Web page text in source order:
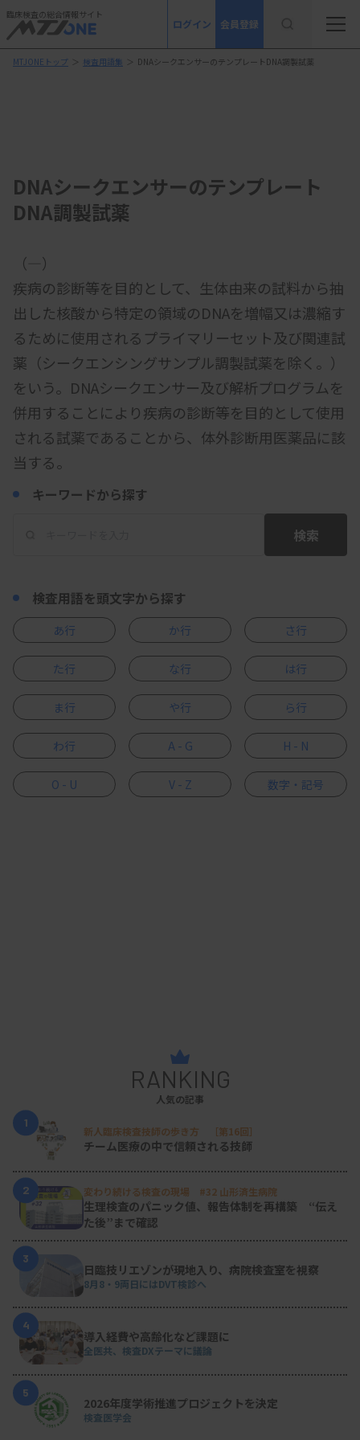
臨床検査の総合情報サイト
ログイン 会員登録
MTJONEトップ ＞ 検査用語集 ＞ DNAシークエンサーのテンプレートDNA調製試薬
DNAシークエンサーのテンプレート
DNA調製試薬
（―）
疾病の診断等を目的として、生体由来の試料から抽
出した核酸から特定の領域のDNAを増幅又は濃縮す
るために使用されるプライマリーセット及び関連試
薬（シークエンシングサンプル調製試薬を除く。）
をいう。DNAシークエンサー及び解析プログラムを
併用することにより疾病の診断等を目的として使用
される試薬であることから、体外診断用医薬品に該
当する。
キーワードから探す
検索
検査用語を頭文字から探す
あ行 か行 さ行
た行 な行 は行
ま行 や行 ら行
わ行 A - G H - N
O - U V - Z 数字・記号
RANKING
人気の記事
1
新人臨床検査技師の歩き方 ［第16回］
チーム医療の中で信頼される技師
2 変わり続ける検査の現場 #32 山形済生病院
生理検査のパニック値、報告体制を再構築 “伝え
た後”まで確認
3
日臨技リエゾンが現地入り、病院検査室を視察
8月8・9両日にはDVT検診へ
4
導入経費や高齢化など課題に
全医共、検査DXテーマに議論
5
2026年度学術推進プロジェクトを決定
検査医学会